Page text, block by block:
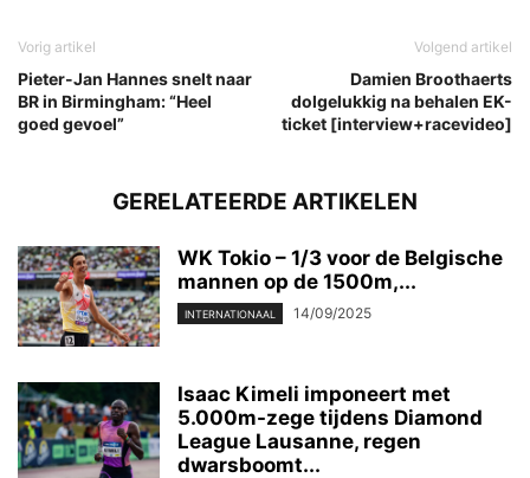
Vorig artikel
Pieter-Jan Hannes snelt naar
BR in Birmingham: “Heel
goed gevoel”
Volgend artikel
Damien Broothaerts
dolgelukkig na behalen EK-
ticket [interview+racevideo]
GERELATEERDE ARTIKELEN
WK Tokio – 1/3 voor de Belgische
mannen op de 1500m,...
INTERNATIONAAL 14/09/2025
Isaac Kimeli imponeert met
5.000m-zege tijdens Diamond
League Lausanne, regen
dwarsboomt...